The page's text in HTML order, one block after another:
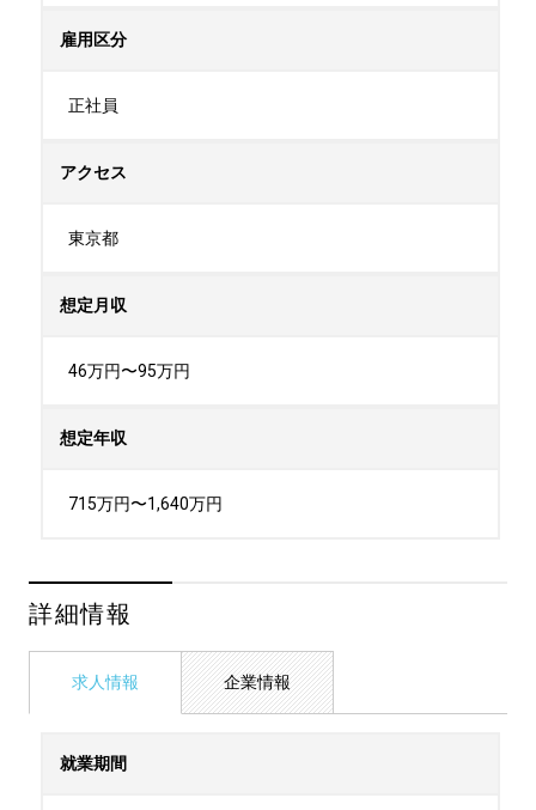
雇用区分
正社員
アクセス
東京都
想定月収
46万円〜95万円
想定年収
715万円〜1,640万円
詳細情報
求人情報 企業情報
就業期間